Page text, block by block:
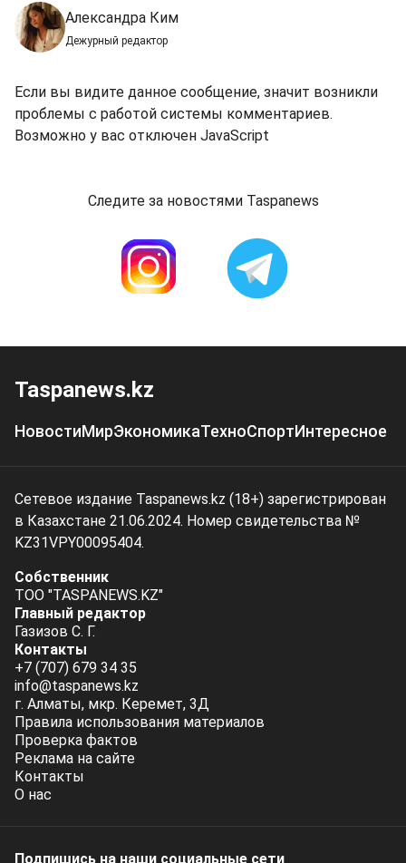
Александра Ким
Дежурный редактор
Если вы видите данное сообщение, значит возникли
проблемы с работой системы комментариев.
Возможно у вас отключен JavaScript
Следите за новостями Taspanews
Taspanews.kz
НовостиМирЭкономикаТехноСпортИнтересное
Сетевое издание Taspanews.kz (18+) зарегистрирован
в Казахстане 21.06.2024. Номер свидетельства №
KZ31VPY00095404.
Собственник
ТОО "TASPANEWS.KZ"
Главный редактор
Газизов С. Г.
Контакты
+7 (707) 679 34 35
info@taspanews.kz
г. Алматы, мкр. Керемет, 3Д
Правила использования материалов
Проверка фактов
Реклама на сайте
Контакты
О нас
Подпишись на наши социальные cети